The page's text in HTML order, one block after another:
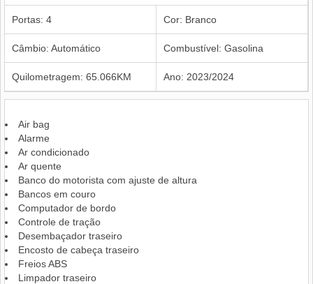
Portas: 4 Cor: Branco
Câmbio: Automático Combustível: Gasolina
Quilometragem: 65.066KM Ano: 2023/2024
Air bag
Alarme
Ar condicionado
Ar quente
Banco do motorista com ajuste de altura
Bancos em couro
Computador de bordo
Controle de tração
Desembaçador traseiro
Encosto de cabeça traseiro
Freios ABS
Limpador traseiro